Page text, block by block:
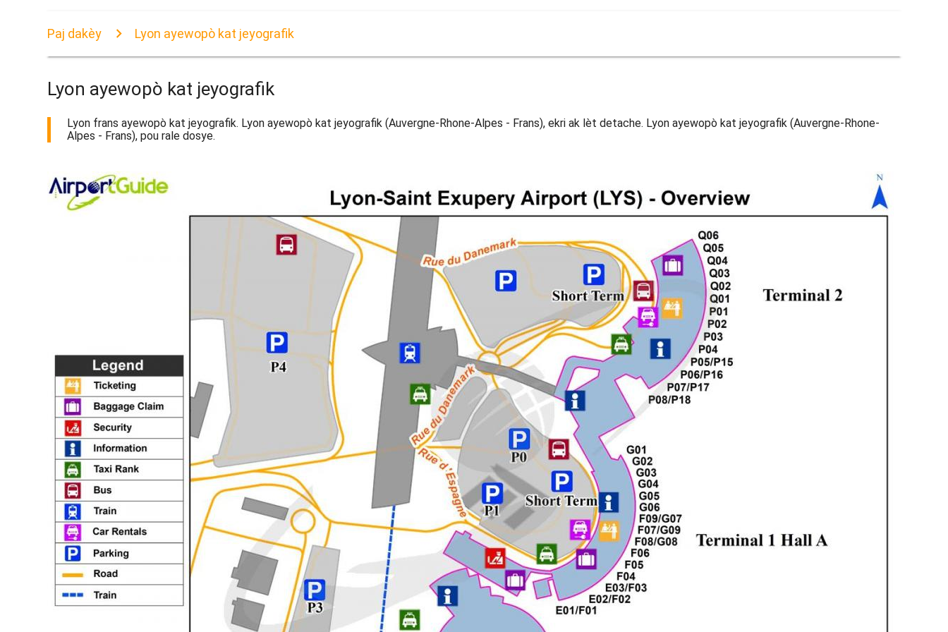
Paj dakèy Lyon ayewopò kat jeyografik
Lyon ayewopò kat jeyografik
Lyon frans ayewopò kat jeyografik. Lyon ayewopò kat jeyografik (Auvergne-Rhone-Alpes - Frans), ekri ak lèt detache. Lyon ayewopò kat jeyografik (Auvergne-Rhone-
Alpes - Frans), pou rale dosye.